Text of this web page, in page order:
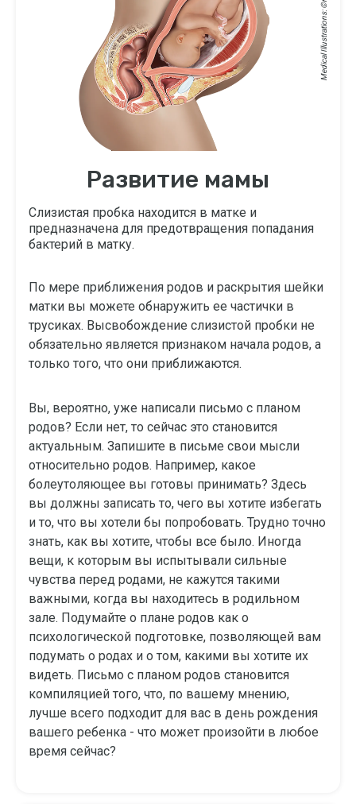
Medical Illustrations: ©
Развитие мамы
Слизистая пробка находится в матке и
предназначена для предотвращения попадания
бактерий в матку.
По мере приближения родов и раскрытия шейки
матки вы можете обнаружить ее частички в
трусиках. Высвобождение слизистой пробки не
обязательно является признаком начала родов, а
только того, что они приближаются.
Вы, вероятно, уже написали письмо с планом
родов? Если нет, то сейчас это становится
актуальным. Запишите в письме свои мысли
относительно родов. Например, какое
болеутоляющее вы готовы принимать? Здесь
вы должны записать то, чего вы хотите избегать
и то, что вы хотели бы попробовать. Трудно точно
знать, как вы хотите, чтобы все было. Иногда
вещи, к которым вы испытывали сильные
чувства перед родами, не кажутся такими
важными, когда вы находитесь в родильном
зале. Подумайте о плане родов как о
психологической подготовке, позволяющей вам
подумать о родах и о том, какими вы хотите их
видеть. Письмо с планом родов становится
компиляцией того, что, по вашему мнению,
лучше всего подходит для вас в день рождения
вашего ребенка - что может произойти в любое
время сейчас?